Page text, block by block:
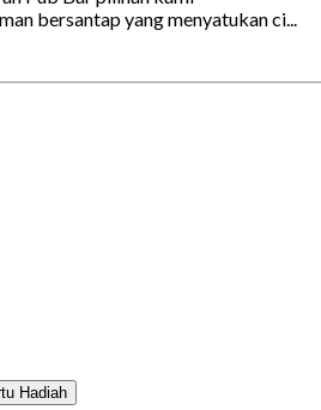
bersantap yang menyatukan ci...
Hadiah